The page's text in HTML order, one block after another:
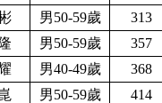
男50-59歲 313
男50-59歲 357
男40-49歲 368
男50-59歲 414